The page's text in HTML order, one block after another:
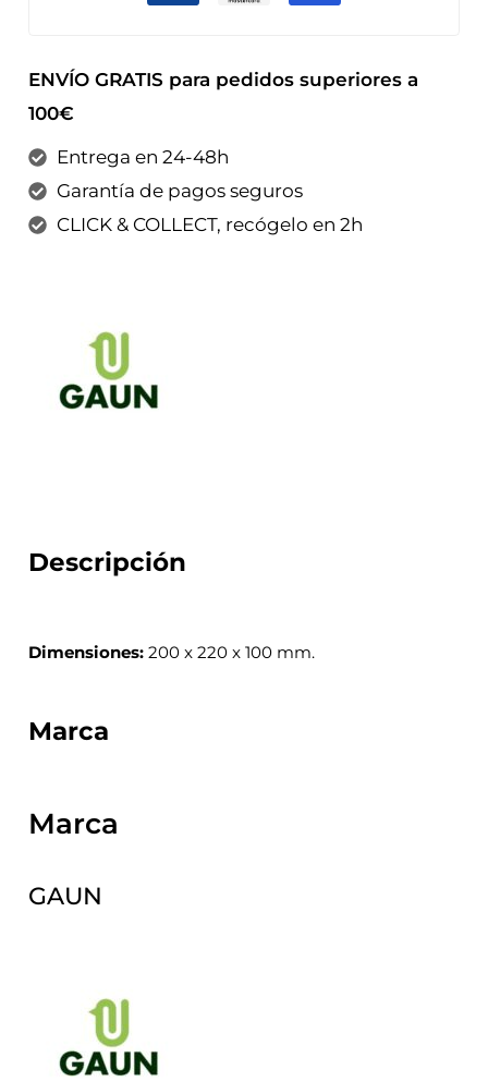
ENVÍO GRATIS para pedidos superiores a
100€
Entrega en 24-48h
Garantía de pagos seguros
CLICK & COLLECT, recógelo en 2h
Descripción
Dimensiones:200 x 220 x 100 mm.
Marca
Marca
GAUN